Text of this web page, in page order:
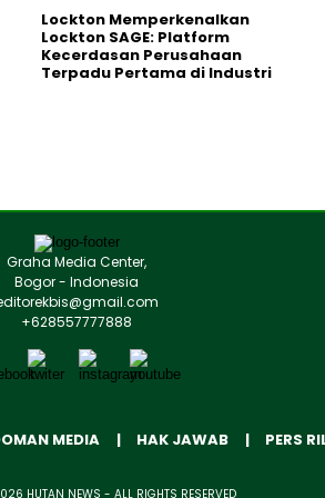
Lockton Memperkenalkan
Lockton SAGE: Platform
Kecerdasan Perusahaan
Terpadu Pertama di Industri
Graha Media Center,
Bogor - Indonesia
+628557777888
MEDIA HAK JAWAB PERS
HUTAN NEWS - ALL RIGHTS RESERVED